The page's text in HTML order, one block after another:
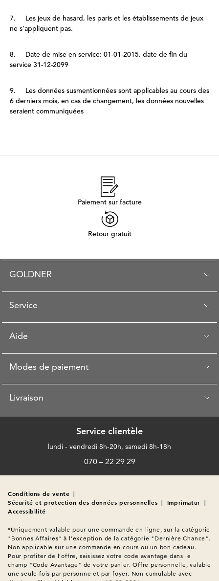
7. Les jeux de hasard, les paris et les établissements de jeux
ne s’appliquent pas.
8. Date de mise en service: 01-01-2015, date de fin du
service 31-12-2099
9. Les données susmentionnées sont applicables au cours des
6 derniers mois, en cas de changement, les données nouvelles
seraient communiquées
Paiement sur facture
Retour gratuit
GOLDNER
Service
Aide
Modes de paiement
Livraison
Service clientèle
lundi - vendredi 8h-20h, samedi 8h-18h
070 – 22 29 29
Conditions de vente |
Sécurité et protection des données personnelles | Imprimatur |
Accessibilité
*Uniquement valable pour une commande en ligne, sur la catégorie
"Bonnes Affaires" à l'exception de la catégorie "Dernière Chance".
Non applicable sur une commande en cours ou un bon cadeau.
Pour profiter de l'offre, saisissez votre code avantage dans le
champ "Code Avantage" de votre panier. Offre personnelle, valable
une seule fois par personne et par foyer. Non cumulable avec